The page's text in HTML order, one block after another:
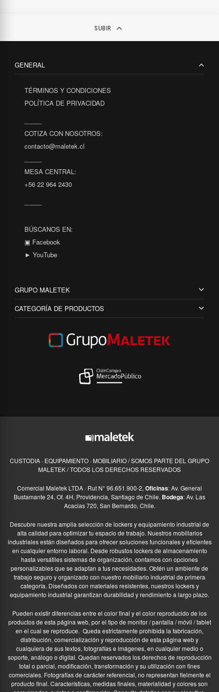
SUBIR keyboard_arrow_up
GENERAL
TÉRMINOS Y CONDICIONES
POLÍTICA DE PRIVACIDAD
COTIZA CON NOSOTROS:
contacto@maletek.cl
MESA CENTRAL:
+56 22 964 2430
BÚSCANOS EN:
▣ Facebook
► YouTube
GRUPO MALETEK
CATEGORÍA DE PRODUCTOS
CUSTODIA · EQUIPAMIENTO · MOBILIARIO / SOMOS PARTE DEL GRUPO
MALETEK / TODOS LOS DERECHOS RESERVADOS
Comercial Maletek LTDA · Rut N° 96.651.900-2, Oficinas: Av. General
Bustamante 24, Of. 4H, Providencia, Santiago de Chile. Bodega: Av. Las
Acacias 720, San Bernardo, Chile.
Descubre nuestra amplia selección de lockers y equipamiento industrial de
alta calidad para optimizar tu espacio de trabajo. Nuestros mobiliarios
industriales están diseñados para ofrecer soluciones funcionales y eficientes
en cualquier entorno laboral. Desde robustos lockers de almacenamiento
hasta versátiles sistemas de organización, contamos con opciones
personalizables que se adaptan a tus necesidades. Obtén un ambiente de
trabajo seguro y organizado con nuestro mobiliario industrial de primera
categoría. Diseñados con materiales resistentes, nuestros lockers y
equipamiento industrial garantizan durabilidad y rendimiento a largo plazo.
Pueden existir diferencias entre el color final y el color reproducido de los
productos de esta página web, por el tipo de monitor / pantalla / móvil / tablet
en el cual se reproduce. Queda estrictamente prohibida la fabricación,
distribución, comercialización y reproducción de esta página web y
cualquiera de sus textos, fotografías e imágenes, en cualquier medio o
soporte, análogo o digital. Quedan reservados los derechos de reproducción
total o parcial, modificación, transformación y su utilización con fines
comerciales. Fotografías de carácter referencial, no representan fielmente el
producto final. Características, medidas finales, materialidad y colores son